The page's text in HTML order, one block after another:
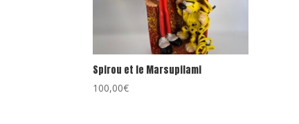
Spirou et le Marsupilami
100,00€